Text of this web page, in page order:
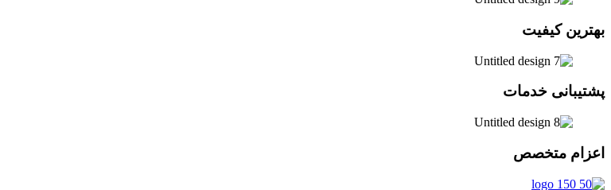
بهترین کیفیت
پشتیبانی خدمات
اعزام متخصص